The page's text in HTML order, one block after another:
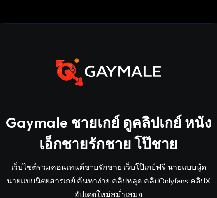
Gaymale ชายเกย์ ดูคลิปเกย์ หนัง
เอ็กชายรักชาย โป๊ชาย
เว็บไซต์รวมคอนเทนต์ชายรักชาย เว็บโป๊เกย์ฟรี นายแบบนู้ด
นายแบบนิตยสารเกย์ ค้นหาง่าย คลิปหลุด คลิปOnlyfans คลิปX
อัปเดตใหม่สม่ำเสมอ